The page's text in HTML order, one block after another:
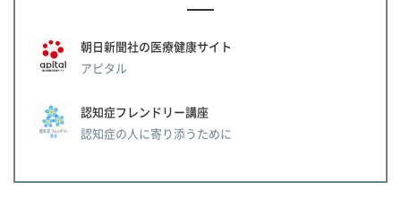
朝日新聞社の医療健康サイト
アピタル
認知症フレンドリー講座
認知症の人に寄り添うために